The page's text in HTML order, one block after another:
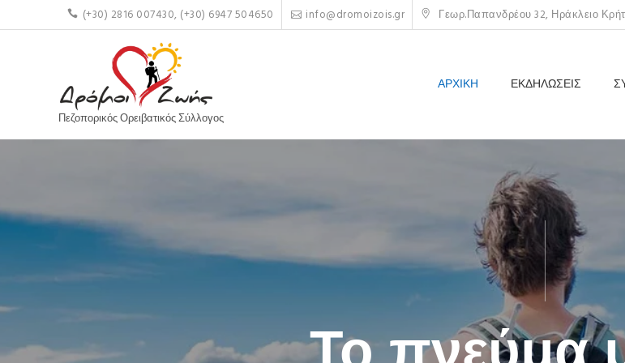
content
(+30) 2816 007430, (+30) 6947 504650 info@dromoizois.gr Γεωρ.Παπανδρέου 32, Ηράκλειο
Πεζοπορικός Ορειβατικός Σύλλογος
ΑΡΧΙΚΗ ΕΚΔΗΛΩΣΕΙΣ